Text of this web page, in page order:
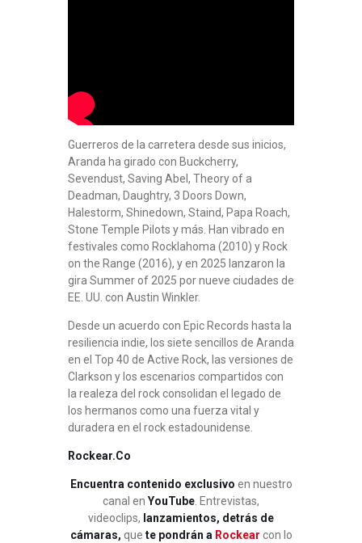
Guerreros de la carretera desde sus inicios,
Aranda ha girado con Buckcherry,
Sevendust, Saving Abel, Theory of a
Deadman, Daughtry, 3 Doors Down,
Halestorm, Shinedown, Staind, Papa Roach,
Stone Temple Pilots y más. Han vibrado en
festivales como Rocklahoma (2010) y Rock
on the Range (2016), y en 2025 lanzaron la
gira Summer of 2025 por nueve ciudades de
EE. UU. con Austin Winkler.
Desde un acuerdo con Epic Records hasta la
resiliencia indie, los siete sencillos de Aranda
en el Top 40 de Active Rock, las versiones de
Clarkson y los escenarios compartidos con
la realeza del rock consolidan el legado de
los hermanos como una fuerza vital y
duradera en el rock estadounidense.
Rockear.Co
Encuentra contenido exclusivo en nuestro
canal en YouTube . Entrevistas,
videoclips, lanzamientos, detrás de
cámaras, que te pondrán a Rockear con lo